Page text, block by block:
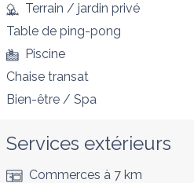
Terrain / jardin privé
Table de ping-pong
Piscine
Chaise transat
Bien-être / Spa
Services extérieurs
Commerces à 7 km